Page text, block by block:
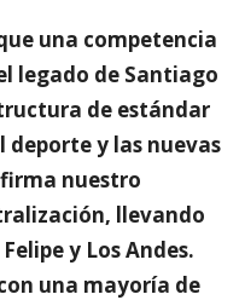
una competencia
legado de Santiago
de estándar
y las nuevas
nuestro
llevando
y Los Andes.
una mayoría de